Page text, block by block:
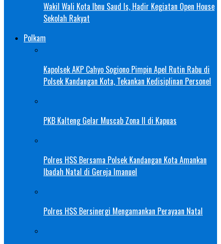
Wakil Wali Kota Ibnu Saud Is, Hadir Kegiatan Open House
Sekolah Rakyat
Polkam
Kapolsek AKP Cahyo Sogiono Pimpin Apel Rutin Rabu di
Polsek Kandangan Kota, Tekankan Kedisiplinan Personel
PKB Kalteng Gelar Muscab Zona II di Kapuas
Polres HSS Bersama Polsek Kandangan Kota Amankan
Ibadah Natal di Gereja Imanuel
Polres HSS Bersinergi Mengamankan Perayaan Natal